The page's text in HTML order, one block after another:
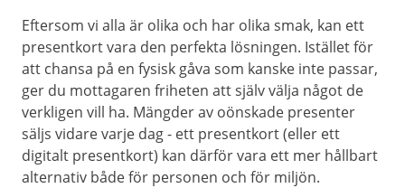
Eftersom vi alla är olika och har olika smak, kan ett
presentkort vara den perfekta lösningen. Istället för
att chansa på en fysisk gåva som kanske inte passar,
ger du mottagaren friheten att själv välja något de
verkligen vill ha. Mängder av oönskade presenter
säljs vidare varje dag - ett presentkort (eller ett
digitalt presentkort) kan därför vara ett mer hållbart
alternativ både för personen och för miljön.